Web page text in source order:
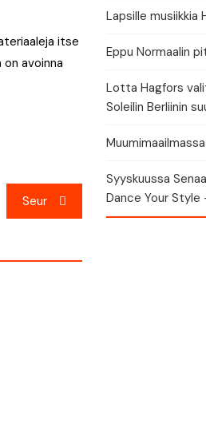
itse
avoinna
Seur
Lapsille musiikkia
Eppu Normaalin
Lotta Hagfors
Soleilin Berliinin
Syyskuussa
Dance Your Style